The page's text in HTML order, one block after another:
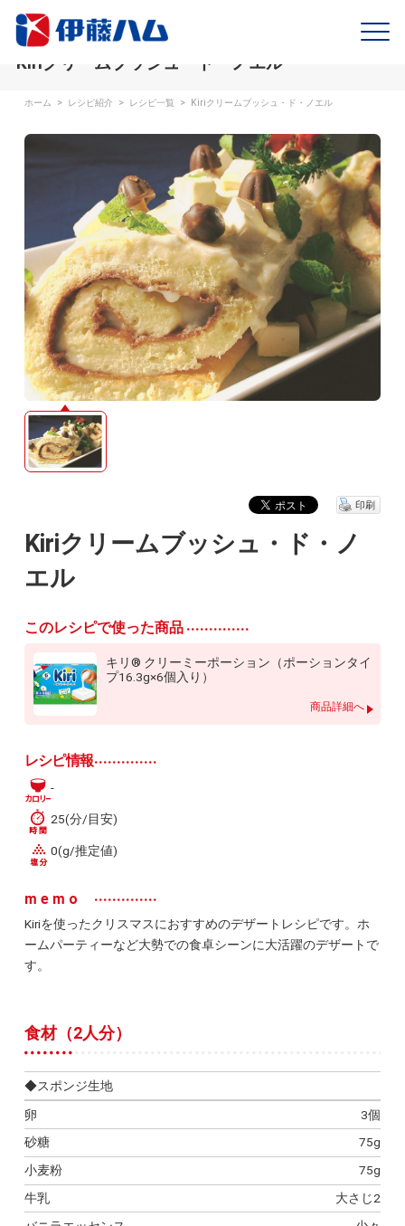
Kiriクリームブッシュ・ド・ノエル
ホーム > レシピ紹介 > レシピ一覧 > Kiriクリームブッシュ・ド・ノエル
Kiriクリームブッシュ・ド・ノ
エル
印刷
このレシピで使った商品
キリ® クリーミーポーション（ポーションタイ
プ16.3g×6個入り）
商品詳細へ
レシピ情報
-
25(分/目安)
0(g/推定値)
memo
Kiriを使ったクリスマスにおすすめのデザートレシピです。ホ
ームパーティーなど大勢での食卓シーンに大活躍のデザートで
す。
食材（2人分）
◆スポンジ生地
卵
3個
砂糖
75g
小麦粉
75g
牛乳
大さじ2